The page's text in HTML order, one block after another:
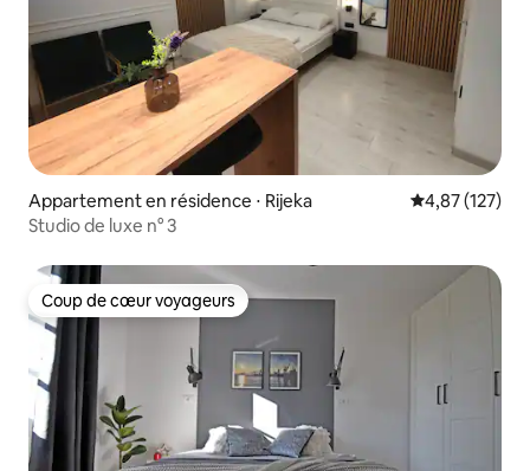
Appartement en résidence ⋅ Rijeka Évaluation
4,87 (127)
Studio de luxe n° 3
Coup de cœur voyageurs
Coup de cœur voyageurs